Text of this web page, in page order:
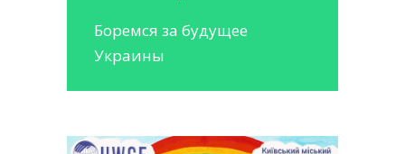
Боремся за будущее
Украины